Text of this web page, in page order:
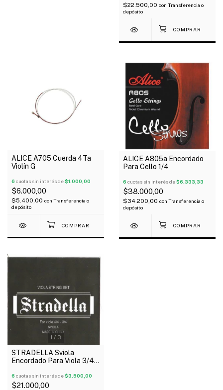
$22.500,00 con Transferencia o
depósito
ALICE A705 Cuerda 4Ta
Violín G
6 cuotas sin interés de$1.000,00
$6.000,00
$5.400,00 con Transferencia o
depósito
ALICE A805a Encordado
Para Cello 1/4
6 cuotas sin interés de$6.333,33
$38.000,00
$34.200,00 con Transferencia o
depósito
1 / 3
STRADELLA Sviola
Encordado Para Viola 3/4
Regalo!
6 cuotas sin interés de$3.500,00
$21.000,00